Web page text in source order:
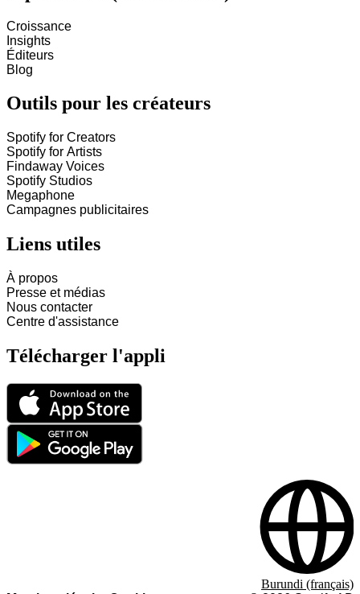
Croissance
Insights
Éditeurs
Blog
Outils pour les créateurs
Spotify for Creators
Spotify for Artists
Findaway Voices
Spotify Studios
Megaphone
Campagnes publicitaires
Liens utiles
À propos
Presse et médias
Nous contacter
Centre d'assistance
Télécharger l'appli
Burundi (français)